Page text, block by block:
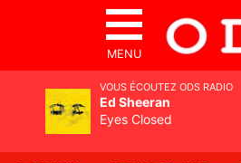
MENU
VOUS ÉCOUTEZ ODS RADIO
Ed Sheeran
Eyes Closed